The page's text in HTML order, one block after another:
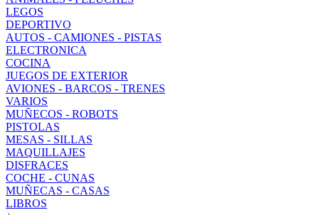
LEGOS
DEPORTIVO
AUTOS - CAMIONES - PISTAS
ELECTRONICA
COCINA
JUEGOS DE EXTERIOR
AVIONES - BARCOS - TRENES
VARIOS
MUÑECOS - ROBOTS
PISTOLAS
MESAS - SILLAS
MAQUILLAJES
DISFRACES
COCHE - CUNAS
MUÑECAS - CASAS
LIBROS